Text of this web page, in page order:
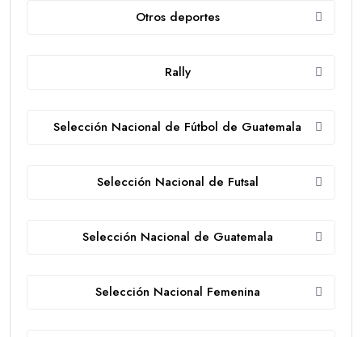
Otros deportes
Rally
Selección Nacional de Fútbol de Guatemala
Selección Nacional de Futsal
Selección Nacional de Guatemala
Selección Nacional Femenina